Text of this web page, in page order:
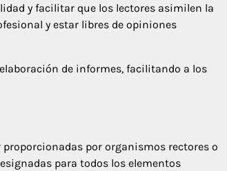
y facilitar que los lectores asimilen la
y estar libres de opiniones
de informes, facilitando a los
por organismos rectores o
para todos los elementos